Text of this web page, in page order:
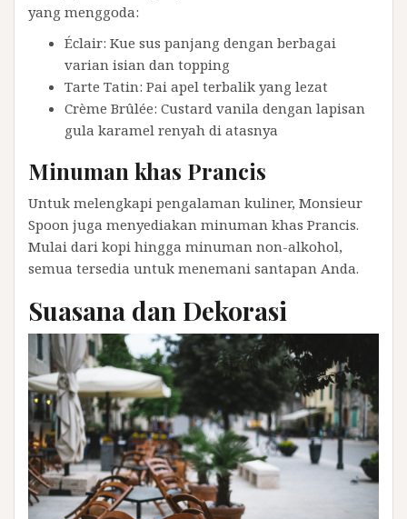
yang menggoda:
Éclair: Kue sus panjang dengan berbagai
varian isian dan topping
Tarte Tatin: Pai apel terbalik yang lezat
Crème Brûlée: Custard vanila dengan lapisan
gula karamel renyah di atasnya
Minuman khas Prancis
Untuk melengkapi pengalaman kuliner, Monsieur
Spoon juga menyediakan minuman khas Prancis.
Mulai dari kopi hingga minuman non-alkohol,
semua tersedia untuk menemani santapan Anda.
Suasana dan Dekorasi